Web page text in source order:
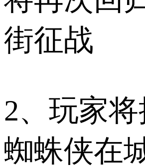
街征战
2、玩家
蜘蛛侠在